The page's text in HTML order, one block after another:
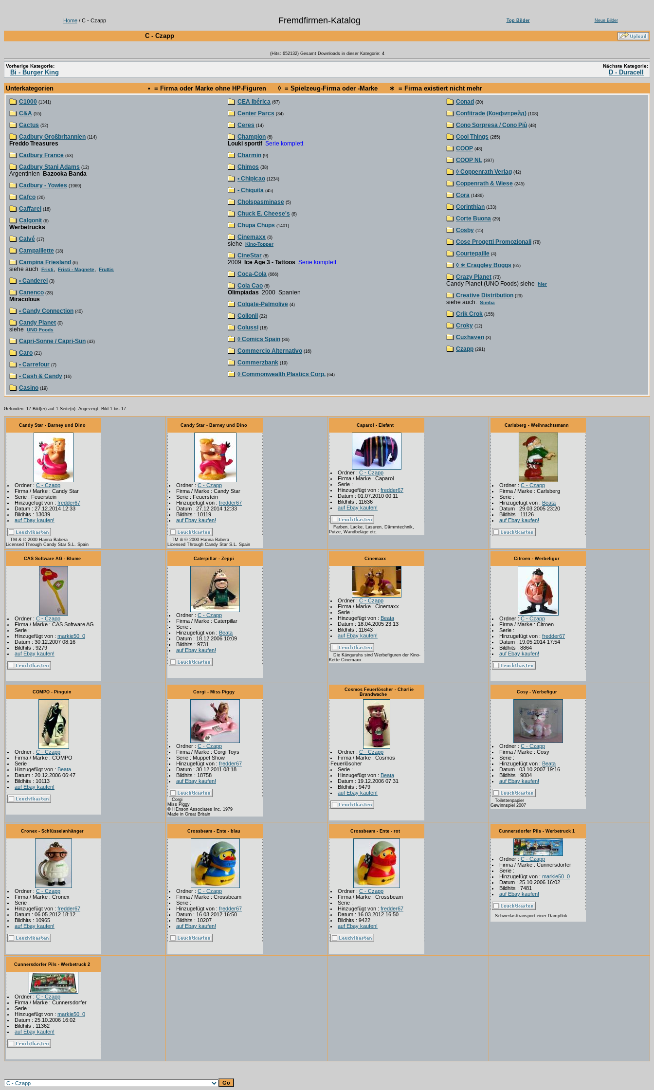
Home/ C - Czapp Fremdfirmen-Katalog Top Bilder Neue Bilder
C - Czapp
(Hits: 652132) Gesamt Downloads in dieser Kategorie: 4
Vorherige Kategorie:
Bi - Burger King
Nächste Kategorie:
D - Duracell
Unterkategorien • = Firma oder Marke ohne HP-Figuren ◊ = Spielzeug-Firma oder -Marke ∗ = Firma existiert nicht mehr
C1000 (1341)
C&A (55)
Cactus (52)
Cadbury Großbritannien (114)
Freddo Treasures
Cadbury France (63)
Cadbury Stani Adams (12)
Argentinien
Bazooka Banda
Cadbury - Yowies (1969)
Cafco (26)
Caffarel (16)
Calgonit (6)
Werbetrucks
Calvé (17)
Campaillette (18)
Campina Friesland (6)
siehe auch Fristi, Fristi - Magnete, Fruttis
• Canderel (3)
Canenco (28)
Miracolous
• Candy Connection (40)
Candy Planet (0)
siehe UNO Foods
Capri-Sonne / Capri-Sun (43)
Caro (21)
• Carrefour (7)
• Cash & Candy (16)
Casino (19)
CEA Ibérica (67)
Center Parcs (34)
Ceres (14)
Champion (6)
Louki sportif Serie komplett
Charmin (9)
Chimos (38)
• Chipicao (1234)
• Chiquita (45)
Cholspasminase (5)
Chuck E. Cheese's (8)
Chupa Chups (1401)
Cinemaxx (0)
siehe Kino-Topper
CineStar (8)
2009 Ice Age 3 - Tattoos Serie komplett
Coca-Cola (666)
Cola Cao (6)
Olimpiadas 2000 Spanien
Colgate-Palmolive (4)
Collonil (22)
Colussi (18)
◊ Comics Spain (36)
Commercio Alternativo (16)
Commerzbank (19)
◊ Commonwealth Plastics Corp. (64)
Conad (20)
Confitrade (Конфитрейд) (108)
Cono Sorpresa / Cono Più (48)
Cool Things (265)
COOP (48)
COOP NL (397)
◊ Coppenrath Verlag (42)
Coppenrath & Wiese (245)
Cora (1486)
Corinthian (133)
Corte Buona (29)
Cosby (15)
Cose Progetti Promozionali (78)
Courtepaille (4)
◊ ∗ Craggley Boggs (65)
Crazy Planet (73)
Candy Planet (UNO Foods) siehe hier
Creative Distribution (29)
siehe auch: Simba
Crik Crok (155)
Croky (12)
Cuxhaven (3)
Czapp (291)
Gefunden: 17 Bild(er) auf 1 Seite(n). Angezeigt: Bild 1 bis 17.
Candy Star - Barney und Dino
Ordner : C - Czapp
Firma / Marke : Candy Star
Serie : Feuerstein
Hinzugefügt von : fredder67
Datum : 27.12.2014 12:33
Bildhits : 13039
auf Ebay kaufen!
TM & © 2000 Hanna Babera
Licensed Through Candy Star S.L. Spain
Candy Star - Barney und Dino
Ordner : C - Czapp
Firma / Marke : Candy Star
Serie : Feuerstein
Hinzugefügt von : fredder67
Datum : 27.12.2014 12:33
Bildhits : 10119
auf Ebay kaufen!
TM & © 2000 Hanna Babera
Licensed Through Candy Star S.L. Spain
Caparol - Elefant
Ordner : C - Czapp
Firma / Marke : Caparol
Serie :
Hinzugefügt von : fredder67
Datum : 01.07.2010 00:11
Bildhits : 11636
auf Ebay kaufen!
Farben, Lacke, Lasuren, Dämmtechnik,
Putze, Wandbeläge etc.
Carlsberg - Weihnachtsmann
Ordner : C - Czapp
Firma / Marke : Carlsberg
Serie :
Hinzugefügt von : Beata
Datum : 29.03.2005 23:20
Bildhits : 11126
auf Ebay kaufen!
CAS Software AG - Blume
Ordner : C - Czapp
Firma / Marke : CAS Software AG
Serie :
Hinzugefügt von : markie50_0
Datum : 30.12.2007 08:16
Bildhits : 9279
auf Ebay kaufen!
Caterpillar - Zeppi
Ordner : C - Czapp
Firma / Marke : Caterpillar
Serie :
Hinzugefügt von : Beata
Datum : 18.12.2006 10:09
Bildhits : 9731
auf Ebay kaufen!
Cinemaxx
Ordner : C - Czapp
Firma / Marke : Cinemaxx
Serie :
Hinzugefügt von : Beata
Datum : 18.04.2005 23:13
Bildhits : 11643
auf Ebay kaufen!
Die Känguruhs sind Werbefiguren der Kino-
Kette Cinemaxx
Citroen - Werbefigur
Ordner : C - Czapp
Firma / Marke : Citroen
Serie :
Hinzugefügt von : fredder67
Datum : 19.05.2014 17:54
Bildhits : 8864
auf Ebay kaufen!
COMPO - Pinguin
Ordner : C - Czapp
Firma / Marke : COMPO
Serie :
Hinzugefügt von : Beata
Datum : 20.12.2006 06:47
Bildhits : 10113
auf Ebay kaufen!
Corgi - Miss Piggy
Ordner : C - Czapp
Firma / Marke : Corgi Toys
Serie : Muppet Show
Hinzugefügt von : fredder67
Datum : 30.12.2011 08:18
Bildhits : 18758
auf Ebay kaufen!
Corgi
Miss Piggy
© HEnson Associates Inc. 1979
Made in Great Britain
Cosmos Feuerlöscher - Charlie
Brandwache
Ordner : C - Czapp
Firma / Marke : Cosmos
Feuerlöscher
Serie :
Hinzugefügt von : Beata
Datum : 19.12.2006 07:31
Bildhits : 9479
auf Ebay kaufen!
Cosy - Werbefigur
Ordner : C - Czapp
Firma / Marke : Cosy
Serie :
Hinzugefügt von : Beata
Datum : 03.10.2007 19:16
Bildhits : 9004
auf Ebay kaufen!
Toilettenpapier
Gewinnspiel 2007
Cronex - Schlüsselanhänger
Ordner : C - Czapp
Firma / Marke : Cronex
Serie :
Hinzugefügt von : fredder67
Datum : 06.05.2012 18:12
Bildhits : 10965
auf Ebay kaufen!
Crossbeam - Ente - blau
Ordner : C - Czapp
Firma / Marke : Crossbeam
Serie :
Hinzugefügt von : fredder67
Datum : 16.03.2012 16:50
Bildhits : 10207
auf Ebay kaufen!
Crossbeam - Ente - rot
Ordner : C - Czapp
Firma / Marke : Crossbeam
Serie :
Hinzugefügt von : fredder67
Datum : 16.03.2012 16:50
Bildhits : 9422
auf Ebay kaufen!
Cunnersdorfer Pils - Werbetruck 1
Ordner : C - Czapp
Firma / Marke : Cunnersdorfer
Serie :
Hinzugefügt von : markie50_0
Datum : 25.10.2006 16:02
Bildhits : 7481
auf Ebay kaufen!
Schwerlasttransport einer Dampflok
Cunnersdorfer Pils - Werbetruck 2
Ordner : C - Czapp
Firma / Marke : Cunnersdorfer
Serie :
Hinzugefügt von : markie50_0
Datum : 25.10.2006 16:02
Bildhits : 11362
auf Ebay kaufen!